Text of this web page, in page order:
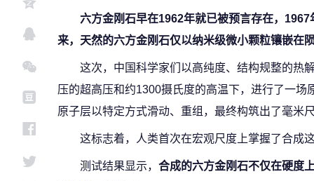
六方金刚石早在1962年就已被预言存在，
来，天然的六方金刚石仅以纳米级微小颗粒镶嵌在
这次，中国科学家们以高纯度、结构规整的热
压的超高压和约1300摄氏度的高温下，进行了一场
原子层以特定方式滑动、重组，最终构筑出了毫米
这标志着，人类首次在宏观尺度上掌握了合成
测试结果显示， 合成的六方金刚石不仅在硬度